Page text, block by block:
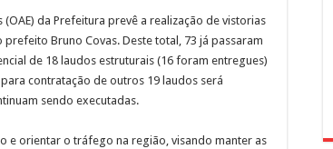
da Prefeitura prevê a realização de vistorias
Bruno Covas. Deste total, 73 já passaram
de 18 laudos estruturais (16 foram entregues)
contratação de outros 19 laudos será
sendo executadas.
e orientar o tráfego na região, visando manter as